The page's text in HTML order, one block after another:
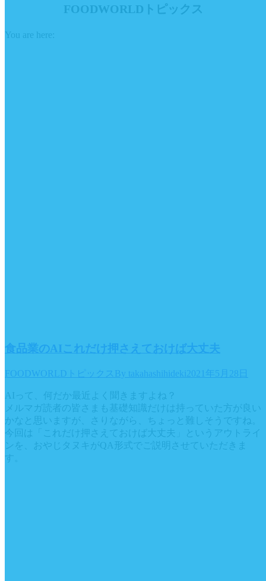
FOODWORLDトピックス
You are here:
食品業のAIこれだけ押さえておけば大丈夫
FOODWORLDトピックス By takahashihideki 2021年5月28日
AIって、何だか最近よく聞きますよね？
メルマガ読者の皆さまも基礎知識だけは持っていた方が良い
かなと思いますが、さりながら、ちょっと難しそうですね。
今回は「これだけ押さえておけば大丈夫」というアウトライ
ンを、おやじタヌキがQA形式でご説明させていただきま
す。